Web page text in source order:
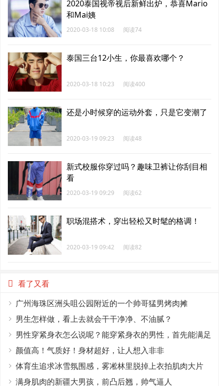
2020泰国视帝视后新鲜出炉，恭喜Mario
和Mai姨
2020-03-18 10:08 阅读74
泰国三台12小生，你最喜欢哪个？
2020-03-18 10:23 阅读400
还是小时候穿的运动外套，只是它变潮了
2020-03-19 09:23 阅读48
新式校服你穿过吗？趣味卫裤让你刮目相
看
2020-03-19 09:29 阅读62
职场混搭术，穿出轻松又时髦的格调！
2020-03-19 09:42 阅读82
看了又看
广州海珠区洲头咀公园附近的一个帅哥猛男烤肉摊
男生怎样做，看上去就会干干净净、不油腻？
男性穿紧身衣怎么说呢？能穿紧身衣的男性，首先能满足
这4个条件
颜值高！气质好！身材超好，让人想入非非
体育生追求冰雪氛围感，雾凇林里脱掉上衣拍肌肉大片
满身肌肉的新疆大男孩，前凸后翘，帅气逼人